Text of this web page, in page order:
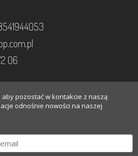
06
pozostać w kontakcie z naszą
odnośnie nowości na naszej